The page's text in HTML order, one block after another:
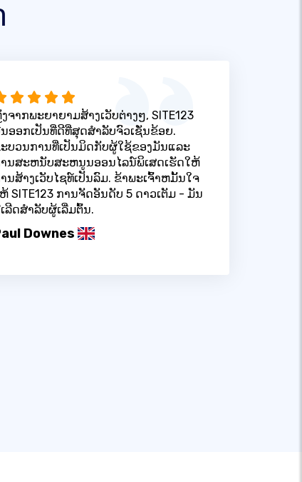
ຈາກພະຍາຍາມສ້າງເວັບຕ່າງໆ, SITE123
ອອກເປັນທີ່ດີທີ່ສຸດສໍາລັບຈົວເຊັ່ນຂ້ອຍ.
ບວນການທີ່ເປັນມິດກັບຜູ້ໃຊ້ຂອງມັນແລະ
ນສະຫນັບສະຫນູນອອນໄລນ໌ພິເສດເຮັດໃຫ້
ນສ້າງເວັບໄຊທ໌ເປັນລົມ. ຂ້າພະເຈົ້າຫມັ້ນໃຈ
SITE123 ການຈັດອັນດັບ 5 ດາວເຕັມ - ມັນ
ລີດສໍາລັບຜູ້ເລີ່ມຕົ້ນ.
Downes